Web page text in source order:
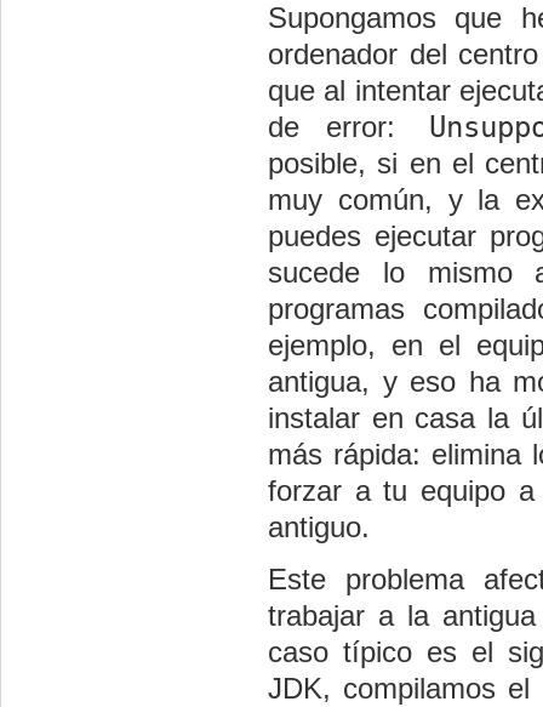
Supongamos que
ordenador del
que al intentar
de error:
posible, si en el
muy común, y la
puedes ejecutar
sucede lo mismo
programas
ejemplo, en el
antigua, y eso ha
instalar en casa la
más rápida: elimina
forzar a tu equipo a
antiguo.
Este problema
trabajar a la
caso típico es el
JDK, compilamos el